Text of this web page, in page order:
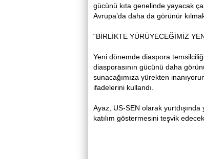
gücünü kıta genelinde yayacak
Avrupa’da daha da görünür
“BİRLİKTE YÜRÜYECEĞİMİZ
Yeni dönemde diaspora
diasporasının gücünü daha
sunacağımıza yürekten
ifadelerini kullandı.
Ayaz, US-SEN olarak
katılım göstermesini teşvik